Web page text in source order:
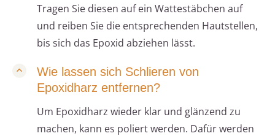
Tragen Sie diesen auf ein Wattestäbchen auf
und reiben Sie die entsprechenden Hautstellen,
bis sich das Epoxid abziehen lässt.
Wie lassen sich Schlieren von
Epoxidharz entfernen?
Um Epoxidharz wieder klar und glänzend zu
machen, kann es poliert werden. Dafür werden